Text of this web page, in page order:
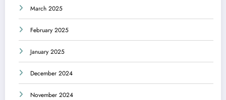
March 2025
February 2025
January 2025
December 2024
November 2024